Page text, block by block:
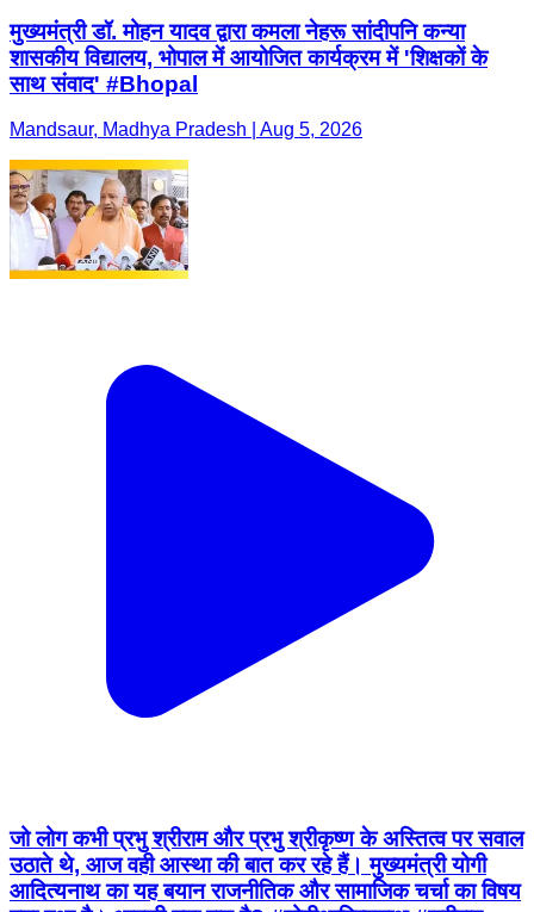
मुख्यमंत्री डॉ. मोहन यादव द्वारा कमला नेहरू सांदीपनि कन्या
शासकीय विद्यालय, भोपाल में आयोजित कार्यक्रम में 'शिक्षकों के
साथ संवाद' #Bhopal
Mandsaur, Madhya Pradesh | Aug 5, 2026
जो लोग कभी प्रभु श्रीराम और प्रभु श्रीकृष्ण के अस्तित्व पर सवाल
उठाते थे, आज वही आस्था की बात कर रहे हैं। मुख्यमंत्री योगी
आदित्यनाथ का यह बयान राजनीतिक और सामाजिक चर्चा का विषय